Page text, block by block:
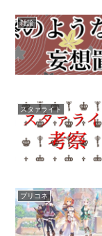
雑論
スタァライト
プリコネ